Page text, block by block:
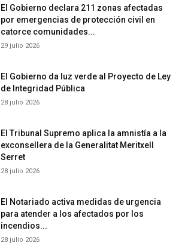
El Gobierno declara 211 zonas afectadas
por emergencias de protección civil en
catorce comunidades...
29 julio 2026
El Gobierno da luz verde al Proyecto de Ley
de Integridad Pública
28 julio 2026
El Tribunal Supremo aplica la amnistía a la
exconsellera de la Generalitat Meritxell
Serret
28 julio 2026
El Notariado activa medidas de urgencia
para atender a los afectados por los
incendios...
28 julio 2026